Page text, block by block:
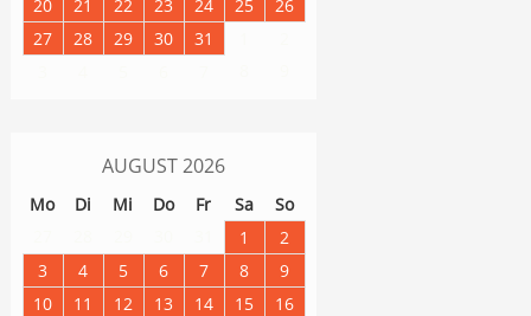
20
21 22 23 24 25
26
27
28 29 30 31
AUGUST2026
Mo Di Mi Do Fr Sa
So
1
2
3
4 5 6 7 8
9
10
11 12 13 14 15
16